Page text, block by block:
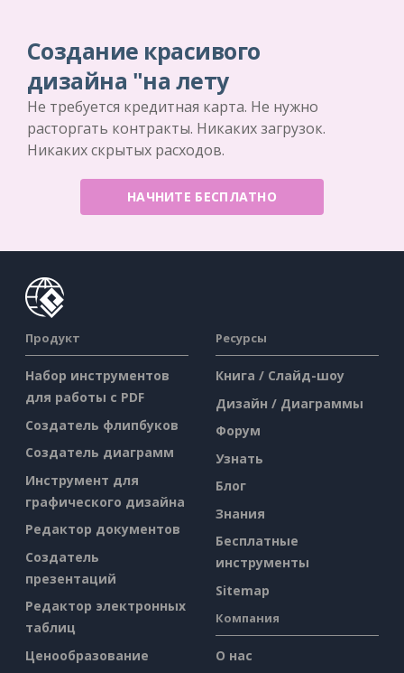
Создание красивого
дизайна "на лету
Не требуется кредитная карта. Не нужно
расторгать контракты. Никаких загрузок.
Никаких скрытых расходов.
НАЧНИТЕ БЕСПЛАТНО
Продукт
Набор инструментов
для работы с PDF
Создатель флипбуков
Создатель диаграмм
Инструмент для
графического дизайна
Редактор документов
Создатель
презентаций
Редактор электронных
таблиц
Ценообразование
Ресурсы
Книга / Слайд-шоу
Дизайн / Диаграммы
Форум
Узнать
Блог
Знания
Бесплатные
инструменты
Sitemap
Компания
О нас